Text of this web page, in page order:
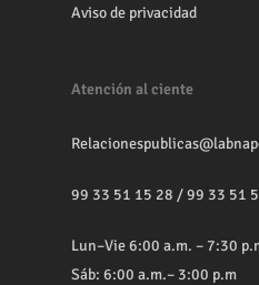
Aviso de privacidad
Atención al ciente
99 33 51 15 28 /99 33 51
Lun–Vie 6:00 a.m. – 7:30
Sáb: 6:00 a.m.– 3:00 p.m